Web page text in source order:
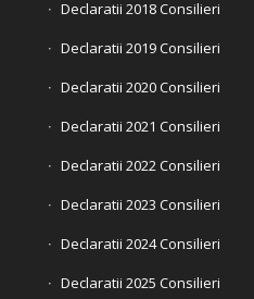
Declaratii 2018 Consilieri
Declaratii 2019 Consilieri
Declaratii 2020 Consilieri
Declaratii 2021 Consilieri
Declaratii 2022 Consilieri
Declaratii 2023 Consilieri
Declaratii 2024 Consilieri
Declaratii 2025 Consilieri